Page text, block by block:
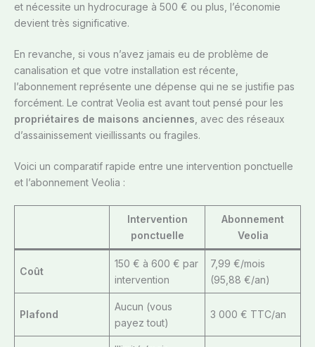
et nécessite un hydrocurage à 500 € ou plus, l’économie
devient très significative.
En revanche, si vous n’avez jamais eu de problème de
canalisation et que votre installation est récente,
l’abonnement représente une dépense qui ne se justifie pas
forcément. Le contrat Veolia est avant tout pensé pour les
propriétaires de maisons anciennes , avec des réseaux
d’assainissement vieillissants ou fragiles.
Voici un comparatif rapide entre une intervention ponctuelle
et l’abonnement Veolia :
Intervention
ponctuelle
Abonnement
Veolia
Coût
150 € à 600 € par
intervention
7,99 €/mois
(95,88 €/an)
Plafond
Aucun (vous
payez tout)
3 000 € TTC/an